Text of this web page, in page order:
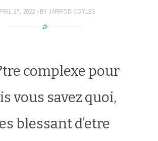
27, 2022 BY JARROD COYLES
complexe pour
vous savez quoi,
blessant d’etre